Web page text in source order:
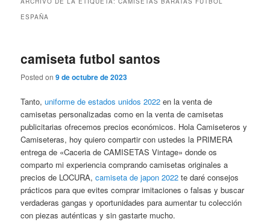
ESPAÑA
camiseta futbol santos
Posted on9 de octubre de 2023
Tanto,uniforme de estados unidos 2022 en la venta de
camisetas personalizadas como en la venta de camisetas
publicitarias ofrecemos precios económicos. Hola Camiseteros y
Camiseteras, hoy quiero compartir con ustedes la PRIMERA
entrega de «Caceria de CAMISETAS Vintage» donde os
comparto mi experiencia comprando camisetas originales a
precios de LOCURA,camiseta de japon 2022 te daré consejos
prácticos para que evites comprar imitaciones o falsas y buscar
verdaderas gangas y oportunidades para aumentar tu colección
con piezas auténticas y sin gastarte mucho.